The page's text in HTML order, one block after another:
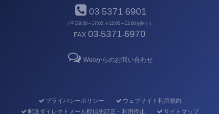
03-5371-6901
（平日9:00～17:00 ※12:00～13:00を除く）
FAX 03-5371-6970
Webからのお問い合わせ
プライバシーポリシー
ウェブサイト利用規約
郵送ダイレクトメール配信先訂正・利用停止
サイトマップ